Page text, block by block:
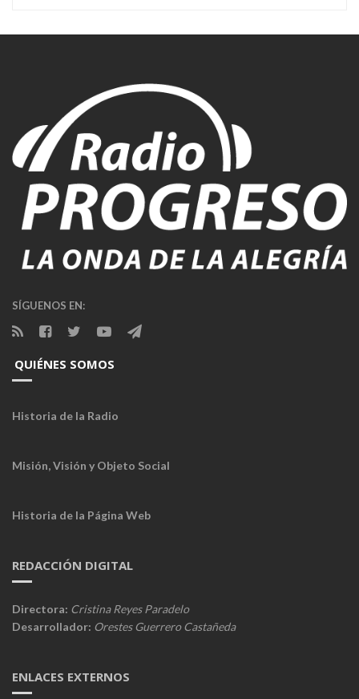
SÍGUENOS EN:
QUIÉNES SOMOS
Historia de la Radio
Misión, Visión y Objeto Social
Historia de la Página Web
REDACCIÓN DIGITAL
Directora: Cristina Reyes Paradelo
Desarrollador: Orestes Guerrero Castañeda
ENLACES EXTERNOS